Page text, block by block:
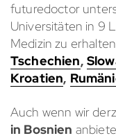
futuredoctor
Universitäten in 9
Medizin zu
Tschechien,
Kroatien,
Auch wenn wir
in Bosnien